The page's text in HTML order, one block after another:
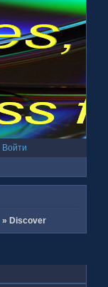
Войти
» Discover